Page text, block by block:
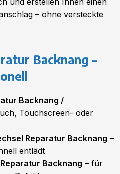
– ohne versteckte
Backnang –
Backnang /
Touchscreen- oder
Reparatur Backnang –
entlädt
Backnang – für